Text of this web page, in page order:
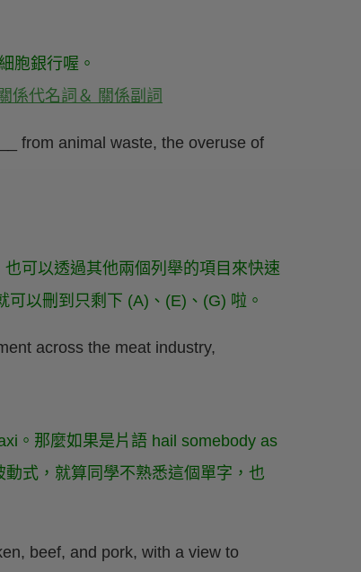
胞銀行喔。
係代名詞＆ 關係副詞
from animal waste, the overuse of
可以透過其他兩個列舉的項目來快速
以刪到只剩下 (A)、(E)、(G) 啦。
across the meat industry,
。那麼如果是片語 hail somebody as
式，就算同學不熟悉這個單字，也
beef, and pork, with a view to